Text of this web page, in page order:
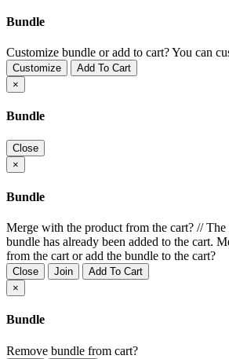
Bundle
Customize bundle or add to cart?You can
Customize
Add To Cart
×
Bundle
Close
×
Bundle
Merge with the product from the cart? //The
bundle has already been added to the cart.
from the cart or add the bundle to the cart?
Close Join
Add To Cart
×
Bundle
Remove bundle from cart?